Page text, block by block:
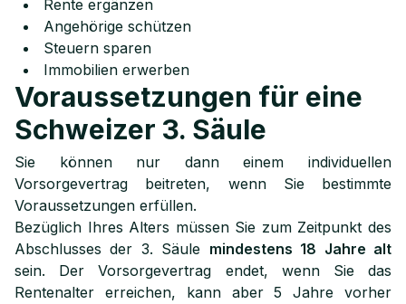
Rente ergänzen
Angehörige schützen
Steuern sparen
Immobilien erwerben
Voraussetzungen für eine
Schweizer 3. Säule
Sie können nur dann einem individuellen
Vorsorgevertrag beitreten, wenn Sie bestimmte
Voraussetzungen erfüllen.
Bezüglich Ihres Alters müssen Sie zum Zeitpunkt des
Abschlusses der 3. Säule mindestens 18 Jahre alt
sein. Der Vorsorgevertrag endet, wenn Sie das
Rentenalter erreichen, kann aber 5 Jahre vorher